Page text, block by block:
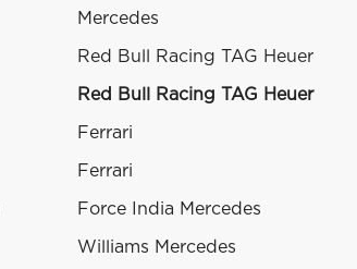
Mercedes
Red Bull Racing TAG Heuer
Red Bull Racing TAG Heuer
Ferrari
Ferrari
Force India Mercedes
Williams Mercedes